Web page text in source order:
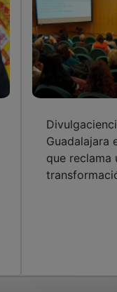
Guadalajara
que reclama